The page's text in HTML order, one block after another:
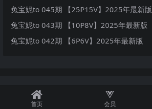
兔宝妮to 045期 【25P15V】2025年最新版
兔宝妮to 043期 【10P8V】2025年最新版
兔宝妮to 042期 【6P6V】2025年最新版
首页 会员